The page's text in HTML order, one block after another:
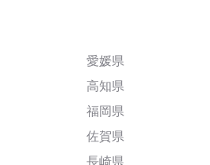
愛媛県
高知県
福岡県
佐賀県
長崎県